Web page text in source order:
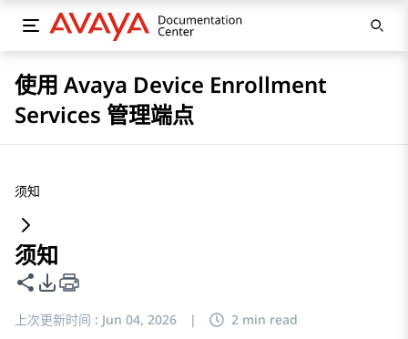
使用 Avaya Device Enrollment
Services 管理端点
须知
须知
共享此页面
PDF 导出选项
上次更新时间 : Jun 04, 2026 | 2 min read